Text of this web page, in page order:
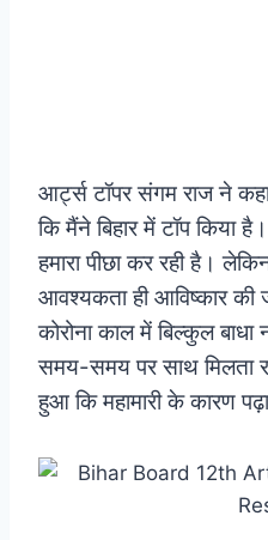
आर्ट्स टॉपर संगम राज ने
कि मैंने बिहार में टॉप किया
हमारा पीछा कर रही है।
आवश्यकता ही आविष्कार
कोरोना काल में बिल्कुल बाधा
समय-समय पर साथ मिलता
हुआ कि महामारी के कारण